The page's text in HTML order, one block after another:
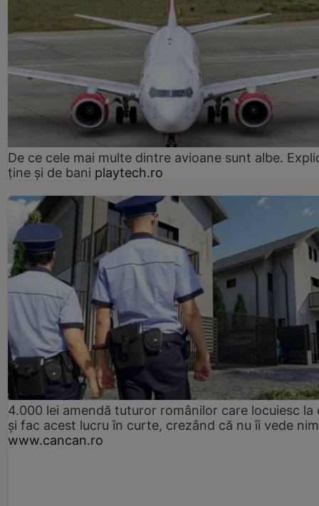
De ce cele mai multe dintre avioane sunt albe.
ține și de bani playtech.ro
4.000 lei amendă tuturor românilor care locuiesc la
și fac acest lucru în curte, crezând că nu îi vede
www.cancan.ro